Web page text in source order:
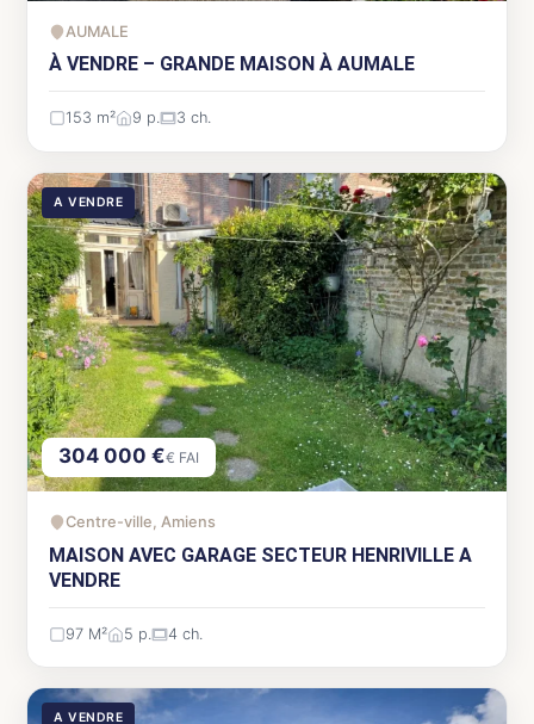
AUMALE
À VENDRE – GRANDE MAISON À AUMALE
153 m² 9 p. 3 ch.
A VENDRE
304 000 €€ FAI
Centre-ville, Amiens
MAISON AVEC GARAGE SECTEUR HENRIVILLE A
VENDRE
97 M² 5 p. 4 ch.
A VENDRE